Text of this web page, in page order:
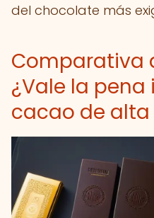
del chocolate más
Comparativa
¿Vale la pena
cacao de